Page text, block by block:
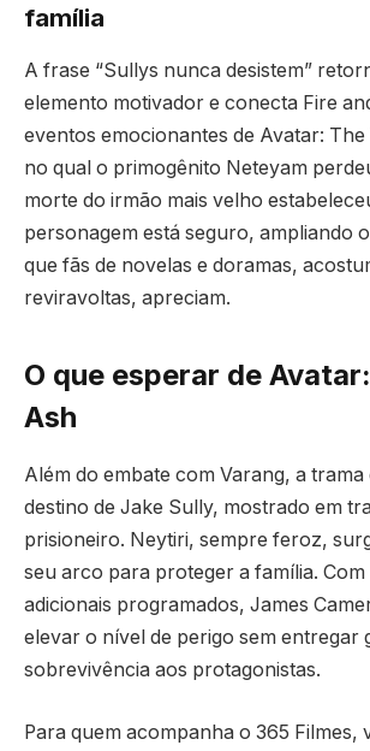
família
A frase “Sullys nunca desistem”
elemento motivador e conecta Fire
eventos emocionantes de Avatar: The
no qual o primogênito Neteyam
morte do irmão mais velho
personagem está seguro, ampliando
que fãs de novelas e doramas,
reviravoltas, apreciam.
O que esperar de
Ash
Além do embate com Varang, a
destino de Jake Sully, mostrado em
prisioneiro. Neytiri, sempre feroz,
seu arco para proteger a família. Com
adicionais programados, James
elevar o nível de perigo sem entregar
sobrevivência aos protagonistas.
Para quem acompanha o 365 Filmes,